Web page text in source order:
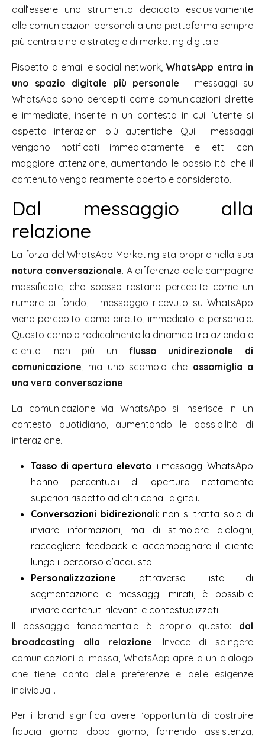
dall’essere uno strumento dedicato esclusivamente
alle comunicazioni personali a una piattaforma sempre
più centrale nelle strategie di marketing digitale.
Rispetto a email e social network, WhatsApp entra in
uno spazio digitale più personale: i messaggi su
WhatsApp sono percepiti come comunicazioni dirette
e immediate, inserite in un contesto in cui l’utente si
aspetta interazioni più autentiche. Qui i messaggi
vengono notificati immediatamente e letti con
maggiore attenzione, aumentando le possibilità che il
contenuto venga realmente aperto e considerato.
Dal messaggio alla
relazione
La forza del WhatsApp Marketing sta proprio nella sua
natura conversazionale. A differenza delle campagne
massificate, che spesso restano percepite come un
rumore di fondo, il messaggio ricevuto su WhatsApp
viene percepito come diretto, immediato e personale.
Questo cambia radicalmente la dinamica tra azienda e
cliente: non più un flusso unidirezionale di
comunicazione, ma uno scambio che assomiglia a
una vera conversazione.
La comunicazione via WhatsApp si inserisce in un
contesto quotidiano, aumentando le possibilità di
interazione.
Tasso di apertura elevato: i messaggi WhatsApp
hanno percentuali di apertura nettamente
superiori rispetto ad altri canali digitali.
Conversazioni bidirezionali: non si tratta solo di
inviare informazioni, ma di stimolare dialoghi,
raccogliere feedback e accompagnare il cliente
lungo il percorso d’acquisto.
Personalizzazione: attraverso liste di
segmentazione e messaggi mirati, è possibile
inviare contenuti rilevanti e contestualizzati.
Il passaggio fondamentale è proprio questo: dal
broadcasting alla relazione. Invece di spingere
comunicazioni di massa, WhatsApp apre a un dialogo
che tiene conto delle preferenze e delle esigenze
individuali.
Per i brand significa avere l’opportunità di costruire
fiducia giorno dopo giorno, fornendo assistenza,